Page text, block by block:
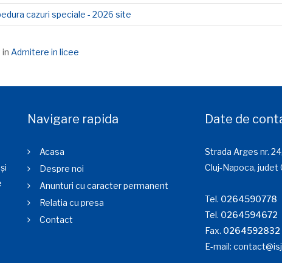
cazuri speciale - 2026 site
in Admitere in licee
Navigare rapida
Acasa
Despre noi
Anunturi cu caracter permanent
Relatia cu presa
Contact
Date de
Strada Arges nr. 24,
Cluj-Napoca, judet
Tel. 0264590778
Tel. 0264594672
Fax. 0264592832
E-mail: